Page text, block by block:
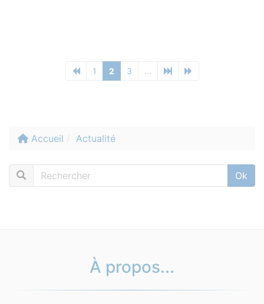
1 2 3 ...
Accueil Actualité
Rechercher : Ok
À propos...